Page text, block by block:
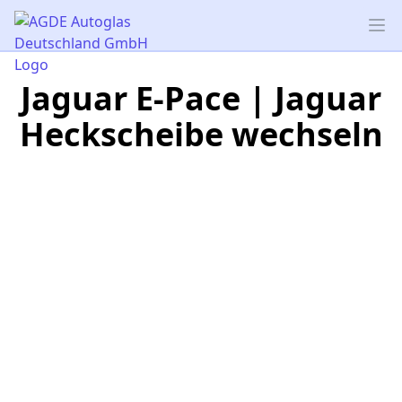
AGDE Autoglas Deutschland GmbH
Jaguar E-Pace | Jaguar
Heckscheibe wechseln